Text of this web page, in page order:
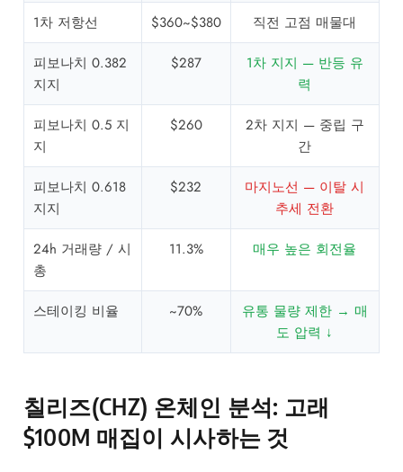
1차 저항선 $360~$380 직전 고점 매물대
피보나치 0.382
지지
$287
1차 지지 — 반등 유
력
피보나치 0.5 지
지
$260
2차 지지 — 중립 구
간
피보나치 0.618
지지
$232
마지노선 — 이탈 시
추세 전환
24h 거래량 / 시
총
11.3% 매우 높은 회전율
스테이킹 비율 ~70%
유통 물량 제한 → 매
도 압력 ↓
칠리즈(CHZ) 온체인 분석: 고래
$100M 매집이 시사하는 것